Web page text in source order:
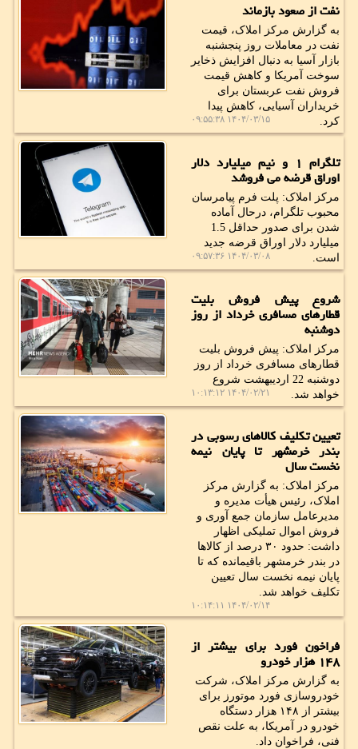
نفت از صعود بازماند
به گزارش مرکز املاک، قیمت
نفت در معاملات روز پنجشنبه
بازار آسیا به دنبال افزایش ذخایر
سوخت آمریکا و کاهش قیمت
فروش نفت عربستان برای
خریداران آسیایی، کاهش پیدا
کرد.
۱۴۰۴/۰۳/۱۵ ۰۹:۵۵:۳۸
تلگرام ۱ و نیم میلیارد دلار
اوراق قرضه می فروشد
مرکز املاک: پلت فرم پیامرسان
محبوب تلگرام، درحال آماده
شدن برای صدور حداقل 1.5
میلیارد دلار اوراق قرضه جدید
است.
۱۴۰۴/۰۳/۰۸ ۰۹:۵۷:۳۶
شروع پیش فروش بلیت
قطارهای مسافری خرداد از روز
دوشنبه
مرکز املاک: پیش فروش بلیت
قطارهای مسافری خرداد از روز
دوشنبه 22 اردیبهشت شروع
خواهد شد.
۱۴۰۴/۰۲/۲۱ ۱۰:۱۳:۱۲
تعیین تکلیف کالاهای رسوبی در
بندر خرمشهر تا پایان نیمه
نخست سال
مرکز املاک: به گزارش مرکز
املاک، رئیس هیأت مدیره و
مدیرعامل سازمان جمع آوری و
فروش اموال تملیکی اظهار
داشت: حدود ۳۰ درصد از کالاها
در بندر خرمشهر باقیمانده که تا
پایان نیمه نخست سال تعیین
تکلیف خواهد شد.
۱۴۰۴/۰۲/۱۴ ۱۰:۱۴:۱۱
فراخون فورد برای بیشتر از
۱۴۸ هزار خودرو
به گزارش مرکز املاک، شرکت
خودروسازی فورد موتورز برای
بیشتر از ۱۴۸ هزار دستگاه
خودرو در آمریکا، به علت نقص
فنی، فراخوان داد.